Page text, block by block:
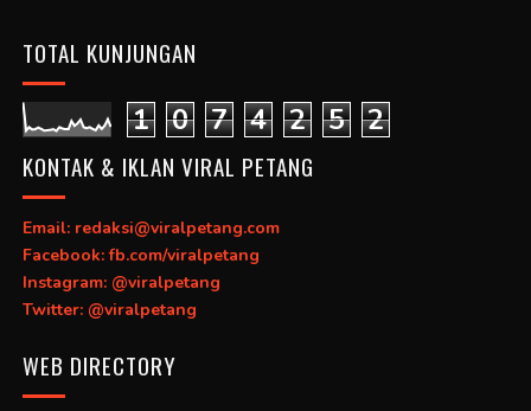
TOTAL KUNJUNGAN
1 0 7 4 2 5 2
KONTAK & IKLAN VIRAL PETANG
Email: redaksi@viralpetang.com
Facebook: fb.com/viralpetang
Instagram: @viralpetang
Twitter: @viralpetang
WEB DIRECTORY